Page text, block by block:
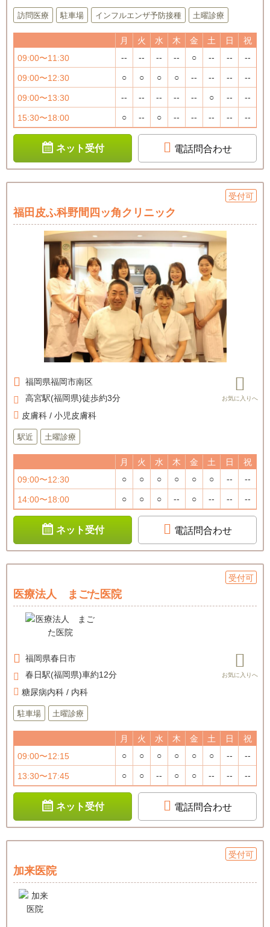
訪問医療 駐車場 インフルエンザ予防接種 土曜診療
月 火 水 木 金 土 日
祝
09:00〜11:30
-- -- -- -- ○ -- -- --
09:00〜12:30 ○ ○ ○ ○ -- -- -- --
09:00〜13:30 -- -- -- -- -- ○ -- --
15:30〜18:00 ○ -- ○ -- -- -- -- --
ネット受付 電話問合わせ
受付可
福田皮ふ科野間四ッ角クリニック
福岡県福岡市南区
高宮駅(福岡県)徒歩約3分
皮膚科 / 小児皮膚科
駅近 土曜診療
月 火 水 木 金 土 日
祝
09:00〜12:30
○ ○ ○ ○ ○ ○ -- --
14:00〜18:00 ○ ○ ○ -- ○ -- -- --
ネット受付 電話問合わせ
受付可
医療法人 まごた医院
福岡県春日市
春日駅(福岡県)車約12分
糖尿病内科 / 内科
駐車場 土曜診療
月 火 水 木 金 土 日
祝
09:00〜12:15
○ ○ ○ ○ ○ ○ -- --
13:30〜17:45 ○ ○ -- ○ ○ -- -- --
ネット受付 電話問合わせ
受付可
加来医院